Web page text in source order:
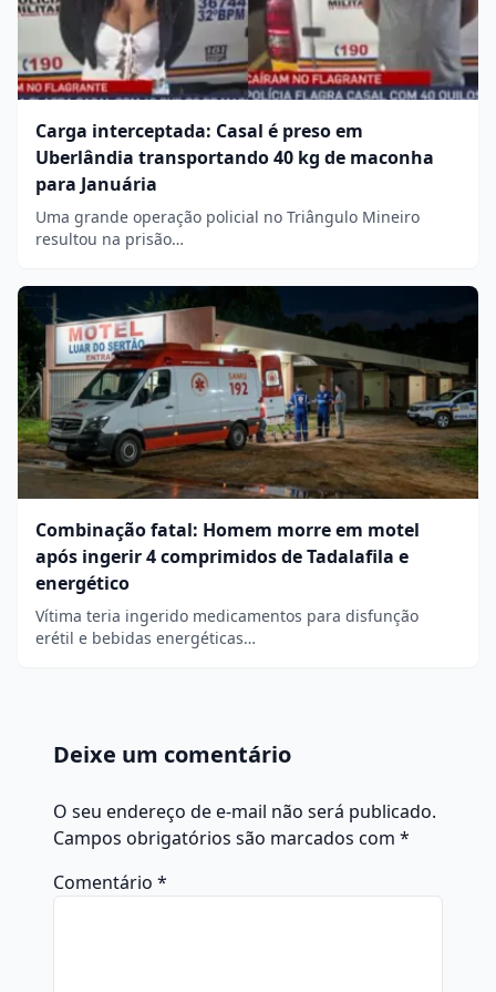
Carga interceptada: Casal é preso em
Uberlândia transportando 40 kg de maconha
para Januária
Uma grande operação policial no Triângulo Mineiro
resultou na prisão…
Combinação fatal: Homem morre em motel
após ingerir 4 comprimidos de Tadalafila e
energético
Vítima teria ingerido medicamentos para disfunção
erétil e bebidas energéticas…
Deixe um comentário
O seu endereço de e-mail não será publicado.
Campos obrigatórios são marcados com *
Comentário *